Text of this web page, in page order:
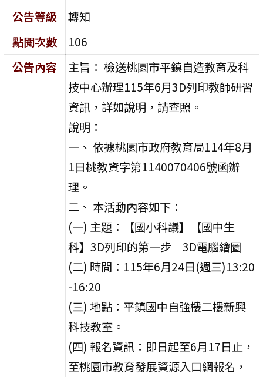
公告等級
轉知
點閱次數
106
公告內容
主旨： 檢送桃園市平鎮自造教育及科
技中心辦理115年6月3D列印教師研習
資訊，詳如說明，請查照。
說明：
一、 依據桃園市政府教育局114年8月
1日桃教資字第1140070406號函辦
理。
二、 本活動內容如下：
(一) 主題：【國小科議】【國中生
科】3D列印的第一步─3D電腦繪圖
(二) 時間：115年6月24日(週三)13:20
-16:20
(三) 地點：平鎮國中自強樓二樓新興
科技教室。
(四) 報名資訊：即日起至6月17日止，
至桃園市教育發展資源入口網報名，